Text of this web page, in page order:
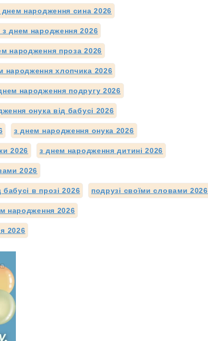
днем народження сина 2026
з днем народження 2026
народження проза 2026
народження хлопчика 2026
народження подругу 2026
онука від бабусі 2026
з днем народження онука 2026
2026 з днем народження дитині 2026
2026
в прозі 2026 подрузі своїми словами 2026
народження 2026
2026